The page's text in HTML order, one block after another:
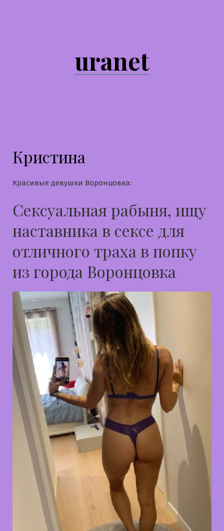
uranet
Кристина
Красивые девушки Воронцовка:
Сексуальная рабыня, ищу
наставника в сексе для
отличного траха в попку
из города Воронцовка